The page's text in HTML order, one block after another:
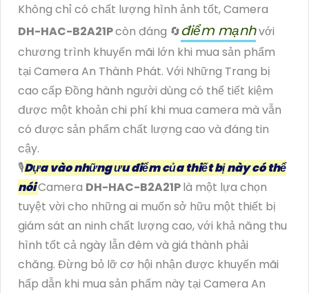
Không chỉ có chất lượng hình ảnh tốt, Camera
DH-HAC-B2A21Pcòn đáng 🔄điểm mạnhvới
chương trình khuyến mãi lớn khi mua sản phẩm
tại Camera An Thành Phát. Với Những Trang bị
cao cấp Đồng hành người dùng có thể tiết kiệm
được một khoản chi phí khi mua camera mà vẫn
có được sản phẩm chất lượng cao và đáng tin
cậy.
🎙Dựa vào những ưu điểm của thiết bị này có thể
nóiCamera DH-HAC-B2A21Plà một lựa chọn
tuyệt vời cho những ai muốn sở hữu một thiết bị
giám sát an ninh chất lượng cao, với khả năng thu
hình tốt cả ngày lẫn đêm và giá thành phải
chăng. Đừng bỏ lỡ cơ hội nhận được khuyến mãi
hấp dẫn khi mua sản phẩm này tại Camera An